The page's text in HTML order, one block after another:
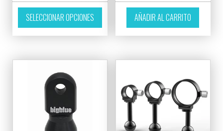
SELECCIONAR OPCIONES
Este producto tiene múltiples variantes.
AÑADIR AL CARRITO